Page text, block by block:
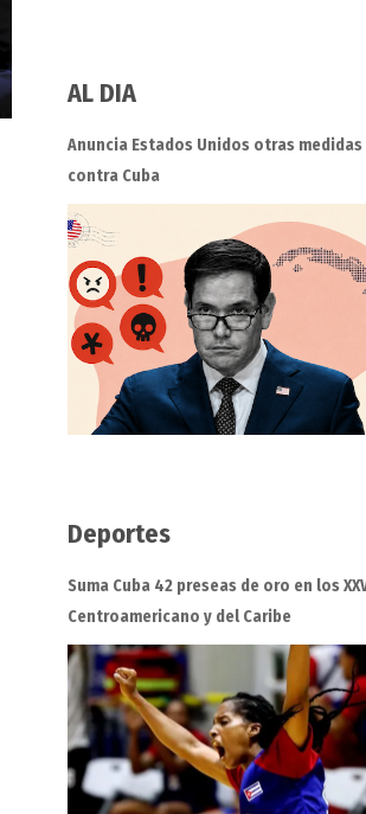
AL DIA
Anuncia Estados Unidos otras
contra Cuba
Deportes
Suma Cuba 42 preseas de oro en los
Centroamericano y del Caribe